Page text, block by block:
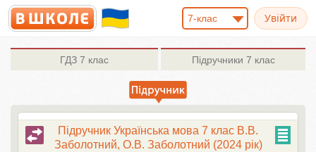
7-клас
ГДЗ 7 клас Підручники 7 клас
Підручник Українська мова 7 клас В.В.
Заболотний, О.В. Заболотний (2024 рік)